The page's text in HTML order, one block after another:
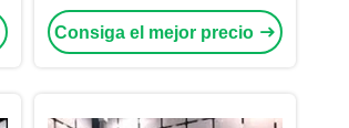
microondas
Consiga el mejor precio